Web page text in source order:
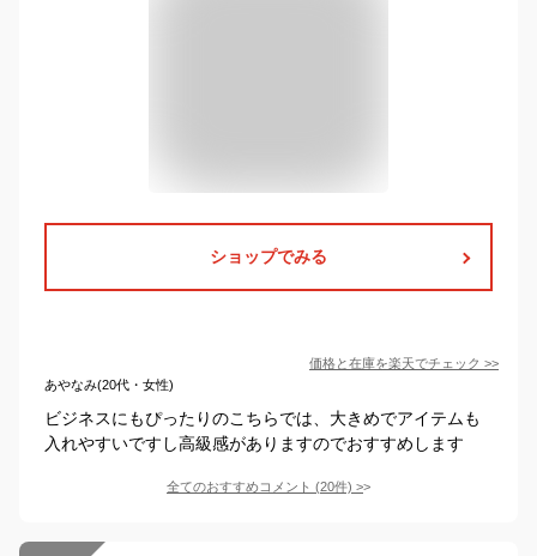
ショップでみる
価格と在庫を楽天でチェック >>
あやなみ(20代・女性)
ビジネスにもぴったりのこちらでは、大きめでアイテムも
入れやすいですし高級感がありますのでおすすめします
全てのおすすめコメント (20件) >